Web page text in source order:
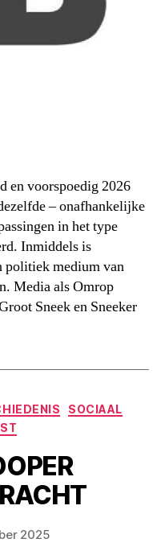
en voorspoedig 2026
– onafhankelijke
in het type
Inmiddels is
politiek medium van
Media als Omrop
Sneek en Sneeker
SOCIAAL
2025